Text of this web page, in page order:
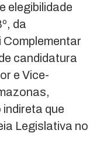
elegibilidade
da
Complementar
candidatura
e Vice-
que
Legislativa no